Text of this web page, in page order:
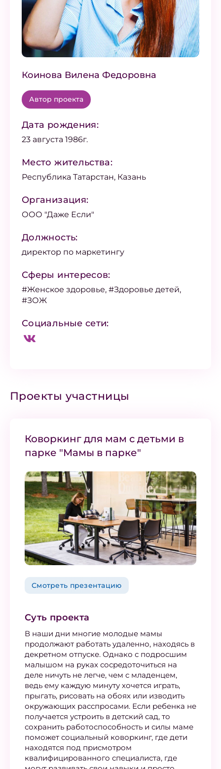
Коинова Вилена Федоровна
Автор проекта
Дата рождения:
23 августа 1986г.
Место жительства:
Республика Татарстан, Казань
Организация:
ООО "Даже Если"
Должность:
директор по маркетингу
Сферы интересов:
#Женское здоровье, #Здоровье детей,
#ЗОЖ
Социальные сети:
Проекты участницы
Коворкинг для мам с детьми в
парке "Мамы в парке"
Смотреть презентацию
Суть проекта
В наши дни многие молодые мамы
продолжают работать удаленно, находясь в
декретном отпуске. Однако с подросшим
малышом на руках сосредоточиться на
деле ничуть не легче, чем с младенцем,
ведь ему каждую минуту хочется играть,
прыгать, рисовать на обоях или изводить
окружающих расспросами. Если ребенка не
получается устроить в детский сад, то
сохранить работоспособность и силы маме
поможет социальный коворкинг, где дети
находятся под присмотром
квалифицированного специалиста, где